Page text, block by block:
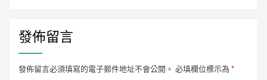
發佈留言
發佈留言必須填寫的電子郵件地址不會公開。 必填欄位標示為 *